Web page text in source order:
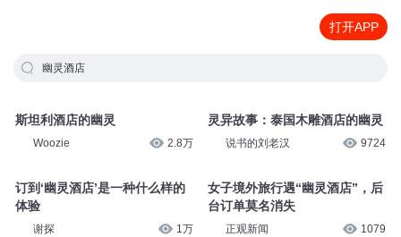
打开APP
幽灵酒店
斯坦利酒店的幽灵
Woozie 2.8万
订到‘幽灵酒店’是一种什么样的
体验
谢探 1万
灵异故事：泰国木雕酒店的幽灵
说书的刘老汉 9724
女子境外旅行遇“幽灵酒店”，后
台订单莫名消失
正观新闻 1079